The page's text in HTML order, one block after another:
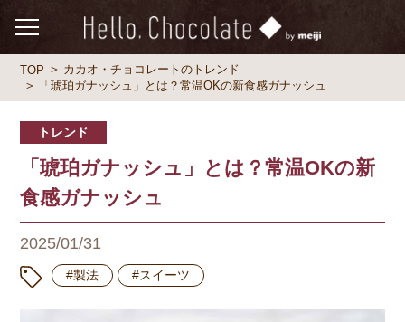
TOP
カカオ・チョコレートのトレンド
「琥珀ガナッシュ」とは？常温OKの新食感ガナッシュ
トレンド
「琥珀ガナッシュ」とは？常温OKの新
食感ガナッシュ
2025/01/31
#製法 #スイーツ